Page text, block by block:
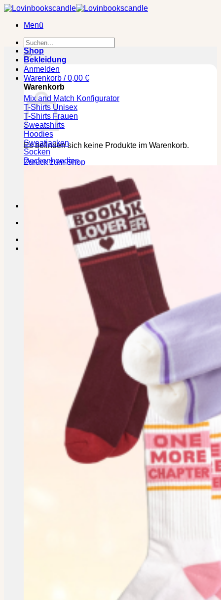
Zum
springenMenü
Suchen
nach:
Anmelden
Warenkorb /0,00 €
Warenkorb
Es befinden sich keine Produkte im Warenkorb.
Zurück zum Shop
🕒 Die jeweilige Lieferzeit bitte den Produktseiten
entnehmen!
Shop
Bekleidung
Mix and Match Konfigurator
T-Shirts Unisex
T-Shirts Frauen
Sweatshirts
Hoodies
Sweatjacken
Socken
Deckenhoodies